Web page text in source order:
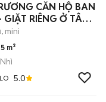
CĂN HỘ BAN
RIÊNG Ở TÂN
mini
m²
5.0